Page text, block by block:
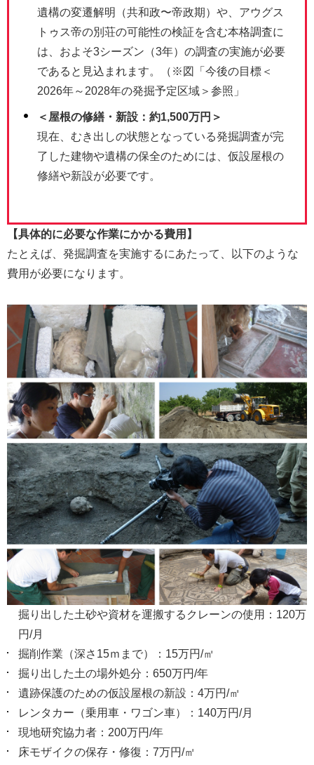
遺構の変遷解明（共和政〜帝政期）や、アウグス
トゥス帝の別荘の可能性の検証を含む本格調査に
は、およそ3シーズン（3年）の調査の実施が必要
であると見込まれます。（※図「今後の目標＜
2026年～2028年の発掘予定区域＞参照」
＜屋根の修繕・新設：約1,500万円＞
現在、むき出しの状態となっている発掘調査が完
了した建物や遺構の保全のためには、仮設屋根の
修繕や新設が必要です。
【具体的に必要な作業にかかる費用】
たとえば、発掘調査を実施するにあたって、以下のような
費用が必要になります。
掘り出した土砂や資材を運搬するクレーンの使用：120万
円/月
掘削作業（深さ15ｍまで）：15万円/㎡
掘り出した土の場外処分：650万円/年
遺跡保護のための仮設屋根の新設：4万円/㎡
レンタカー（乗用車・ワゴン車）：140万円/月
現地研究協力者：200万円/年
床モザイクの保存・修復：7万円/㎡